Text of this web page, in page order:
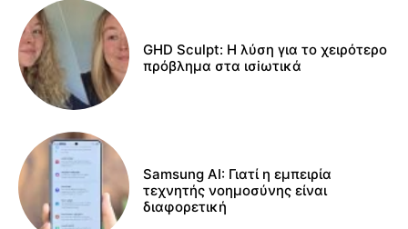
GHD Sculpt: Η λύση για το χειρότερο
πρόβλημα στα ισiωτικά
Samsung AI: Γιατί η εμπειρία
τεχνητής νοημοσύνης είναι
διαφορετική